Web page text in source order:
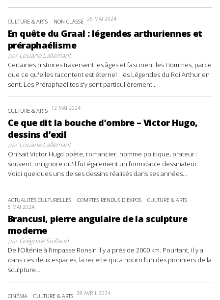
CULTURE & ARTS NON CLASSÉ 26 MAI 2024
En quête du Graal : légendes arthuriennes et
préraphaélisme
parLouane Lallemant
Certaines histoires traversent les âges et fascinent les Hommes, parce
que ce qu'elles racontent est éternel : les Légendes du Roi Arthur en
sont. Les Préraphaélites s'y sont particulièrement...
CULTURE & ARTS 12 MAI 2024
Ce que dit la bouche d’ombre – Victor Hugo,
dessins d’exil
parLouane Lallemant
On sait Victor Hugo poète, romancier, homme politique, orateur :
souvent, on ignore qu'il fut également un formidable dessinateur.
Voici quelques uns de ses dessins réalisés dans ses années...
ACTUALITÉS CULTURELLES COMPTES RENDUS D'EXPOS CULTURE & ARTS
5 MAI 2024
Brancusi, pierre angulaire de la sculpture
moderne
parGrégoire Suillaud
De l’Olténie à l’impasse Ronsin il y a près de 2000 km. Pourtant, il y a
dans ces deux espaces, la recette qui a nourri l’un des pionniers de la
sculpture...
CINÉMA CULTURE & ARTS 28 AVRIL 2024